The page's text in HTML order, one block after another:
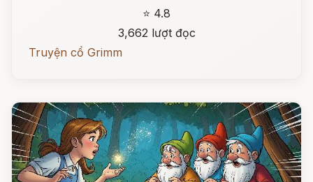
⭐ 4.8
3,662 lượt đọc
Truyện cổ Grimm